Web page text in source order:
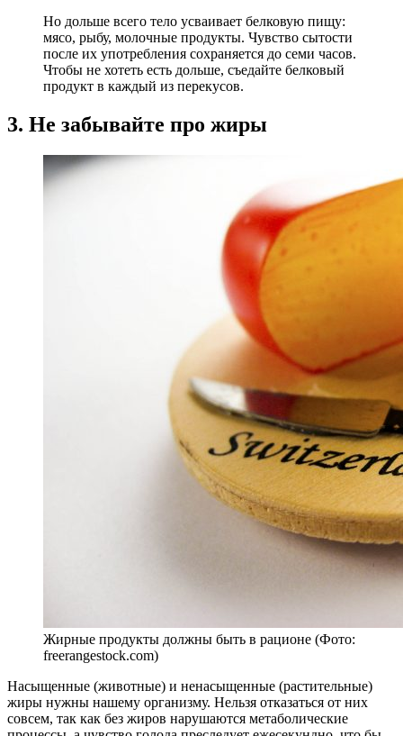
Но дольше всего тело усваивает белковую пищу:
мясо, рыбу, молочные продукты. Чувство сытости
после их употребления сохраняется до семи часов.
Чтобы не хотеть есть дольше, съедайте белковый
продукт в каждый из перекусов.
3. Не забывайте про жиры
Жирные продукты должны быть в рационе (Фото:
freerangestock.com)
Насыщенные (животные) и ненасыщенные (растительные)
жиры нужны нашему организму. Нельзя отказаться от них
совсем, так как без жиров нарушаются метаболические